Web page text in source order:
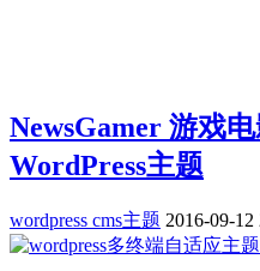
NewsGamer 游戏
WordPress主题
wordpress cms主题 2016-09-12